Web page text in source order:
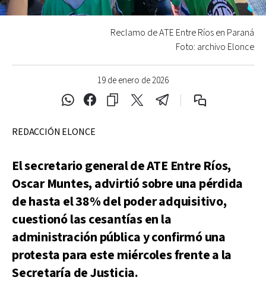
19 de enero de 2026
Reclamo de ATE Entre Ríos en Paraná
Foto: archivo Elonce
REDACCIÓN ELONCE
El secretario general de ATE Entre Ríos,
Oscar Muntes, advirtió sobre una pérdida
de hasta el 38% del poder adquisitivo,
cuestionó las cesantías en la
administración pública y confirmó una
protesta para este miércoles frente a la
Secretaría de Justicia.